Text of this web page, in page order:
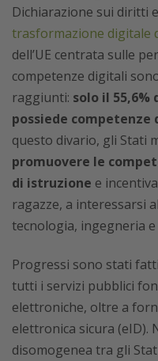
Dichiarazione sui diritti
trasformazione digitale
dell’UE centrata sulle
competenze digitali
raggiunti: solo il 55,6%
possiede competenze
questo divario, gli Stati
promuovere le
di istruzione e
ragazze, a interessarsi
tecnologia, ingegneria e
Progressi sono stati
tutti i servizi pubblici
elettroniche, oltre a
elettronica sicura (eID).
disomogenea tra gli